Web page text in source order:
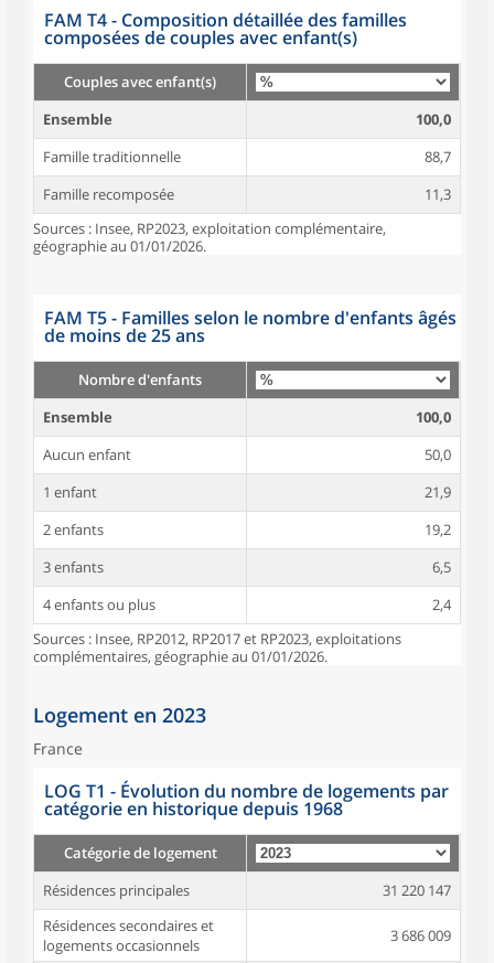
FAM T4 - Composition détaillée des familles
composées de couples avec enfant(s)
Couples avec enfant(s)
Ensemble
100,0
Famille traditionnelle
88,7
Famille recomposée
11,3
Sources : Insee, RP2023, exploitation complémentaire,
géographie au 01/01/2026.
FAM T5 - Familles selon le nombre d'enfants âgés
de moins de 25 ans
Nombre d'enfants
Ensemble
100,0
Aucun enfant
50,0
1 enfant
21,9
2 enfants
19,2
3 enfants
6,5
4 enfants ou plus
2,4
Sources : Insee, RP2012, RP2017 et RP2023, exploitations
complémentaires, géographie au 01/01/2026.
Logement en 2023
France
LOG T1 - Évolution du nombre de logements par
catégorie en historique depuis 1968
Catégorie de logement
Résidences principales
31 220 147
Résidences secondaires et
logements occasionnels
3 686 009